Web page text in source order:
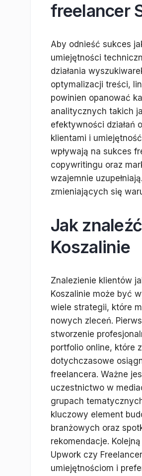
freelancer
Aby odnieść sukces
umiejętności
działania
optymalizacji treści,
powinien opanować
analitycznych takich
efektywności działań
klientami i
wpływają na sukces
copywritingu oraz
wzajemnie
zmieniających się
Jak
Koszalinie
Znalezienie klientów
Koszalinie może być
wiele strategii, które
nowych zleceń.
stworzenie
portfolio online, które
dotychczasowe
freelancera. Ważne
uczestnictwo w
grupach
kluczowy element
branżowych oraz
rekomendacje.
Upwork czy
umiejętnościom i